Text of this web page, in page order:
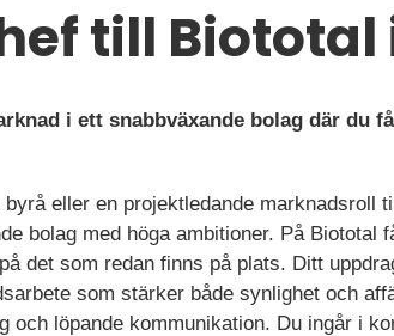
till Biototal
i ett snabbväxande bolag där du
eller en projektledande marknadsroll
bolag med höga ambitioner. På Biototal
det som redan finns på plats. Ditt
som stärker både synlighet och
och löpande kommunikation. Du ingår i